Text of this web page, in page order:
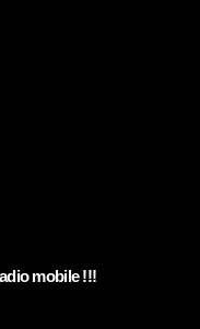
mobile !!!